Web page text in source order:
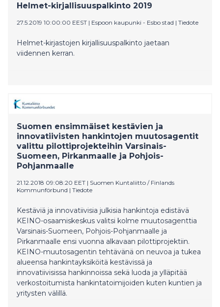
Helmet-kirjallisuuspalkinto 2019
27.5.2019 10:00:00 EEST | Espoon kaupunki - Esbo stad | Tiedote
Helmet-kirjastojen kirjallisuuspalkinto jaetaan
viidennen kerran.
Suomen ensimmäiset kestävien ja
innovatiivisten hankintojen muutosagentit
valittu pilottiprojekteihin Varsinais-
Suomeen, Pirkanmaalle ja Pohjois-
Pohjanmaalle
21.12.2018 09:08:20 EET | Suomen Kuntaliitto / Finlands
Kommunförbund | Tiedote
Kestäviä ja innovatiivisia julkisia hankintoja edistävä
KEINO-osaamiskeskus valitsi kolme muutosagenttia
Varsinais-Suomeen, Pohjois-Pohjanmaalle ja
Pirkanmaalle ensi vuonna alkavaan pilottiprojektiin.
KEINO-muutosagentin tehtävänä on neuvoa ja tukea
alueensa hankintayksiköitä kestävissä ja
innovatiivisissa hankinnoissa sekä luoda ja ylläpitää
verkostoitumista hankintatoimijoiden kuten kuntien ja
yritysten välillä.